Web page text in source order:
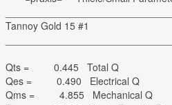
Tannoy Gold 15 #1
Qts = 0.445 Total Q
Qes = 0.490 Electrical
Qms = 4.855